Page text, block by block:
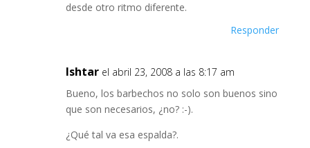
desde otro ritmo diferente.
Responder
Ishtar el abril 23, 2008 a las 8:17 am
Bueno, los barbechos no solo son buenos sino
que son necesarios, ¿no? :-).
¿Qué tal va esa espalda?.